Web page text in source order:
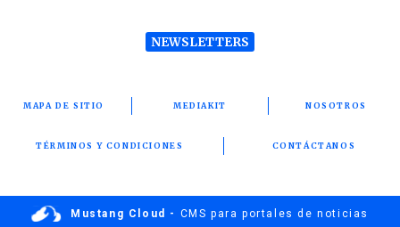
NEWSLETTERS
MAPA DE SITIO MEDIAKIT NOSOTROS
TÉRMINOS Y CONDICIONES CONTÁCTANOS
Mustang Cloud - CMS para portales de noticias